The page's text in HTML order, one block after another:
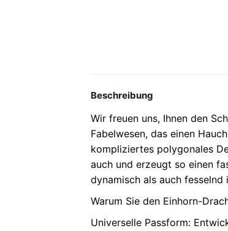
Beschreibung
Wir freuen uns, Ihnen den
Fabelwesen, das einen
kompliziertes polygonales
auch und erzeugt so einen
dynamisch als auch fesselnd
Warum Sie den Einhorn-
Universelle Passform: